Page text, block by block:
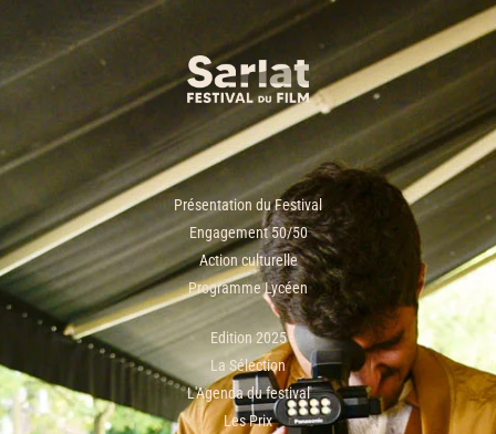
Présentation du Festival
Engagement 50/50
Action culturelle
Programme Lycéen
Edition 2025
La Sélection
L'Agenda du festival
Les Prix